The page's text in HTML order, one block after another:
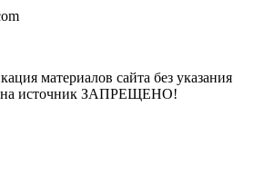
материалов сайта без указания
источник ЗАПРЕЩЕНО!